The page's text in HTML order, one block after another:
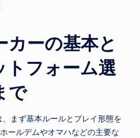
カーの基本と
トフォーム選
で
、まず基本ルールとプレイ形態を
ールデムやオマハなどの主要な